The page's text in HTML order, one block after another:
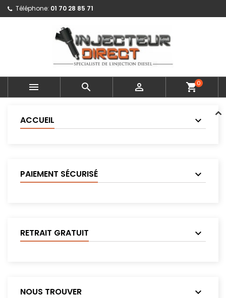
Téléphone: 01 70 28 85 71
   shopping_cart0
ACCUEIL
PAIEMENT SÉCURISÉ
RETRAIT GRATUIT
NOUS TROUVER